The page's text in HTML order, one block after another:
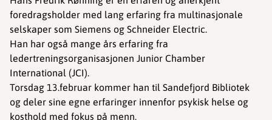
foredragsholder med lang erfaring fra multinasjonale
selskaper som Siemens og Schneider Electric.
Han har også mange års erfaring fra
ledertreningsorganisasjonen Junior Chamber
International (JCI).
Torsdag 13.februar kommer han til Sandefjord Bibliotek
og deler sine egne erfaringer innenfor psykisk helse og
kosthold med fokus på menn.